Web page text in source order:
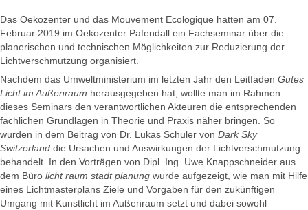
Das Oekozenter und das Mouvement Ecologique hatten am 07.
Februar 2019 im Oekozenter Pafendall ein Fachseminar über die
planerischen und technischen Möglichkeiten zur Reduzierung der
Lichtverschmutzung organisiert.
Nachdem das Umweltministerium im letzten Jahr den Leitfaden Gutes
Licht im Außenraum herausgegeben hat, wollte man im Rahmen
dieses Seminars den verantwortlichen Akteuren die entsprechenden
fachlichen Grundlagen in Theorie und Praxis näher bringen. So
wurden in dem Beitrag von Dr. Lukas Schuler von Dark Sky
Switzerland die Ursachen und Auswirkungen der Lichtverschmutzung
behandelt. In den Vorträgen von Dipl. Ing. Uwe Knappschneider aus
dem Büro licht raum stadt planung wurde aufgezeigt, wie man mit Hilfe
eines Lichtmasterplans Ziele und Vorgaben für den zukünftigen
Umgang mit Kunstlicht im Außenraum setzt und dabei sowohl